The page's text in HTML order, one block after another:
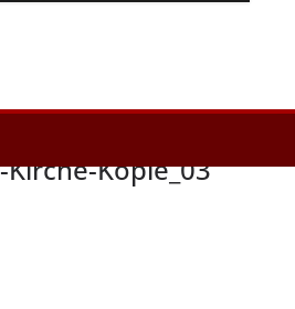
Kopie_03